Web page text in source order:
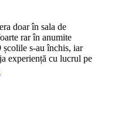
doar în sala de
rar în anumite
s-au închis, iar
experiență cu lucrul pe